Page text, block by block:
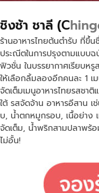
ชิงช้า ชาลี (C
ร้านอาหารไทยต้นตำรับ ที่ขึ้
ประณีตในการปรุงตามแบบฉ
ฟิวชั่น ในบรรยากาศเรียบห
ให้เลือกลิ้มลองอีกคนละ 1 เ
จัดเต็มเมนูอาหารไทยรสชา
ใต้ รสจัดจ้าน อาหารอีสาน
บ, น้ำตกหมูกรอบ, เนื้อย่าง
จัดเต็ม, น้ำพริกสามปลาพร้
ไม่อั้น!